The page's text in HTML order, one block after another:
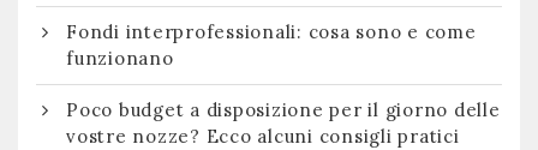
Fondi interprofessionali: cosa sono e come
funzionano
Poco budget a disposizione per il giorno delle
vostre nozze? Ecco alcuni consigli pratici